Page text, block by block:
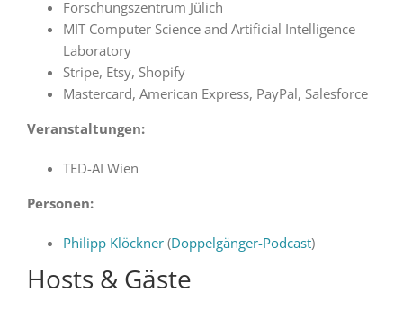
Forschungszentrum Jülich
MIT Computer Science and Artificial Intelligence
Laboratory
Stripe, Etsy, Shopify
Mastercard, American Express, PayPal, Salesforce
Veranstaltungen:
TED-AI Wien
Personen:
Philipp Klöckner(Doppelgänger-Podcast)
Hosts & Gäste